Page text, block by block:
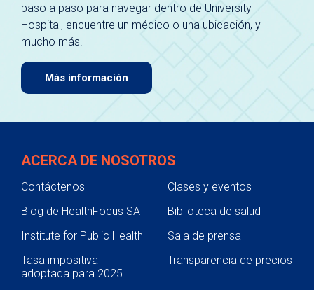
paso a paso para navegar dentro de University
Hospital, encuentre un médico o una ubicación, y
mucho más.
Más información
ACERCA DE NOSOTROS
Contáctenos
Clases y eventos
Blog de HealthFocus SA
Biblioteca de salud
Institute for Public Health
Sala de prensa
Tasa impositiva
adoptada para 2025
Transparencia de precios